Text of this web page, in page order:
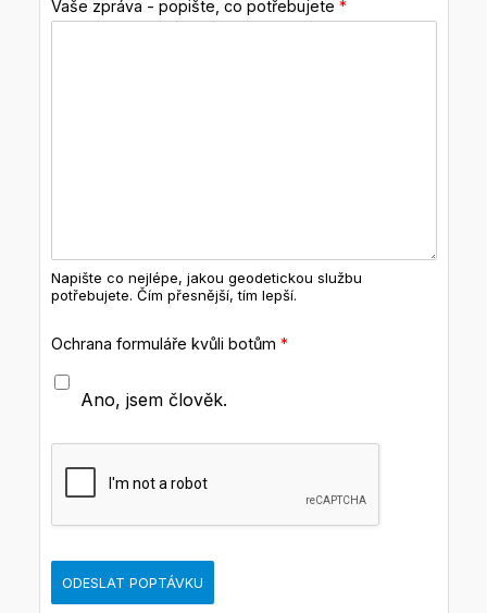
Vaše zpráva - popište, co potřebujete *
Napište co nejlépe, jakou geodetickou službu
potřebujete. Čím přesnější, tím lepší.
Ochrana formuláře kvůli botům *
Ano, jsem člověk.
ODESLAT POPTÁVKU